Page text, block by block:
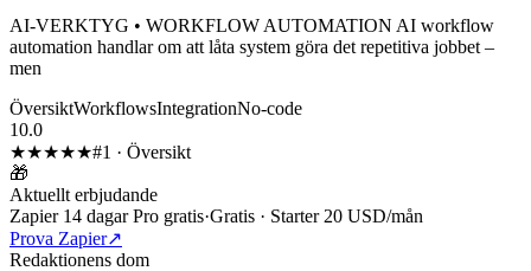
AI-VERKTYG • WORKFLOW AUTOMATION AI workflow
automation handlar om att låta system göra det repetitiva jobbet –
men
ÖversiktWorkflowsIntegrationNo-code
10.0
★★★★★#1 · Översikt
🎁
Aktuellt erbjudande
Zapier 14 dagar Pro gratis·Gratis · Starter 20 USD/mån
Prova Zapier↗
Redaktionens dom